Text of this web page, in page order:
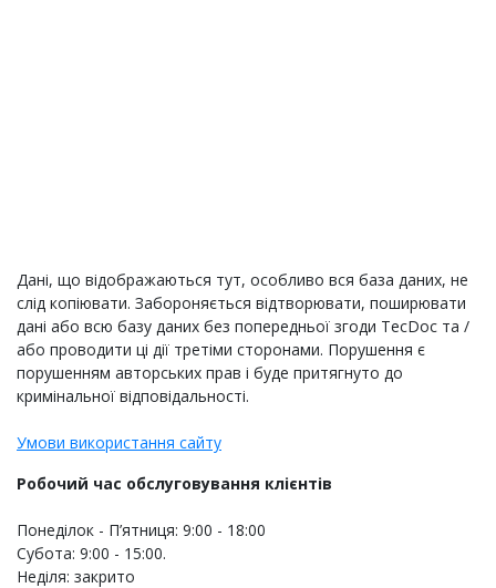
Дані, що відображаються тут, особливо вся база даних, не
слід копіювати. Забороняється відтворювати, поширювати
дані або всю базу даних без попередньої згоди TecDoc та /
або проводити ці дії третіми сторонами. Порушення є
порушенням авторських прав і буде притягнуто до
кримінальної відповідальності.
Умови використання сайту
Робочий час обслуговування клієнтів
Понеділок - П’ятниця: 9:00 - 18:00
Субота: 9:00 - 15:00.
Неділя: закрито